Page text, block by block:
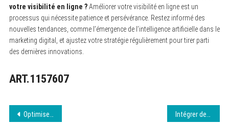
votre visibilité en ligne ?Améliorer votre visibilité en ligne est un
processus qui nécessite patience et persévérance. Restez informé des
nouvelles tendances, comme l’émergence de l’intelligence artificielle dans le
marketing digital, et ajustez votre stratégie régulièrement pour tirer parti
des dernières innovations.
ART.1157607
Navigation
Optimiser vos campagnes SEA pour plus de ROI